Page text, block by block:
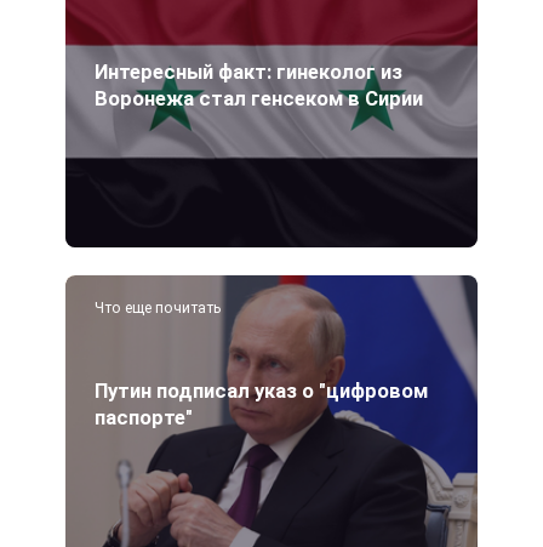
Интересный факт: гинеколог из
Воронежа стал генсеком в Сирии
Что еще почитать
Путин подписал указ о "цифровом
паспорте"